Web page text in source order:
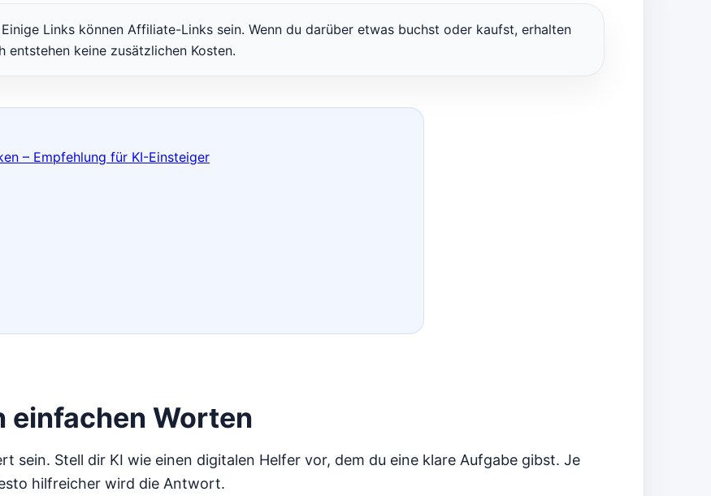
Links können Affiliate-Links sein. Wenn du darüber etwas buchst oder kaufst, erhalten
keine zusätzlichen Kosten.
einfachen Worten
sein. Stell dir KI wie einen digitalen Helfer vor, dem du eine klare Aufgabe gibst. Je
hilfreicher wird die Antwort.